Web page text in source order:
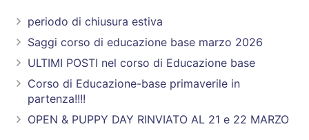
periodo di chiusura estiva
Saggi corso di educazione base marzo 2026
ULTIMI POSTI nel corso di Educazione base
Corso di Educazione-base primaverile in
partenza!!!!
OPEN & PUPPY DAY RINVIATO AL 21 e 22 MARZO